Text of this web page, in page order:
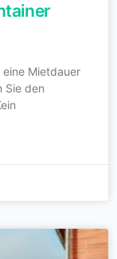
Mietdauer
Sie den